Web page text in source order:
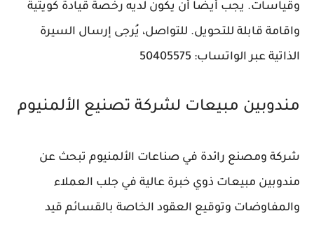
وقياسات. يجب أيضًا أن يكون لديه رخصة قيادة كويتية
واقامة قابلة للتحويل. للتواصل، يُرجى إرسال السيرة
الذاتية عبر الواتساب: 50405575
مندوبين مبيعات لشركة تصنيع الألمنيوم
شركة ومصنع رائدة في صناعات الألمنيوم تبحث عن
مندوبين مبيعات ذوي خبرة عالية في جلب العملاء
والمفاوضات وتوقيع العقود الخاصة بالقسائم قيد